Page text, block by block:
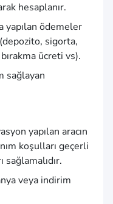
hesaplanır.
yapılan ödemeler
(depozito, sigorta,
ücreti vs).
sağlayan
yapılan aracın
koşulları geçerli
veya indirim